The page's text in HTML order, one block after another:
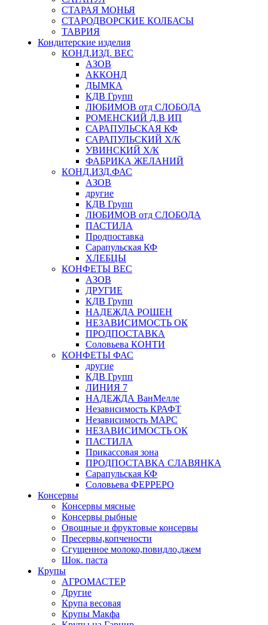
СТАРАЯ МОНЬЯ
СТАРОДВОРСКИЕ КОЛБАСЫ
ТАВРИЯ
Кондитерские изделия
КОНД.ИЗД. ВЕС
АЗОВ
АККОНД
ДЫМКА
КДВ Групп
ЛЮБИМОВ отд СЛОБОДА
РОМЕНСКИЙ Д.В ИП
САРАПУЛЬСКАЯ КФ
САРАПУЛЬСКИЙ Х/К
УВИНСКИЙ Х/К
ФАБРИКА ЖЕЛАНИЙ
КОНД.ИЗД.ФАС
АЗОВ
другие
КДВ Групп
ЛЮБИМОВ отд СЛОБОДА
ПАСТИЛА
Продпоставка
Сарапульская КФ
ХЛЕБЦЫ
КОНФЕТЫ ВЕС
АЗОВ
ДРУГИЕ
КДВ Групп
НАДЕЖДА РОШЕН
НЕЗАВИСИМОСТЬ ОК
ПРОДПОСТАВКА
Соловьева КОНТИ
КОНФЕТЫ ФАС
другие
КДВ Групп
ЛИНИЯ 7
НАДЕЖДА ВанМелле
Независимость КРАФТ
Независимость МАРС
НЕЗАВИСИМОСТЬ ОК
ПАСТИЛА
Прикассовая зона
ПРОДПОСТАВКА СЛАВЯНКА
Сарапульская КФ
Соловьева ФЕРРЕРО
Консервы
Консервы мясные
Консервы рыбные
Овощные и фруктовые консервы
Пресервы,копчености
Сгущенное молоко,повидло,джем
Шок. паста
Крупы
АГРОМАСТЕР
Другие
Крупа весовая
Крупы Макфа